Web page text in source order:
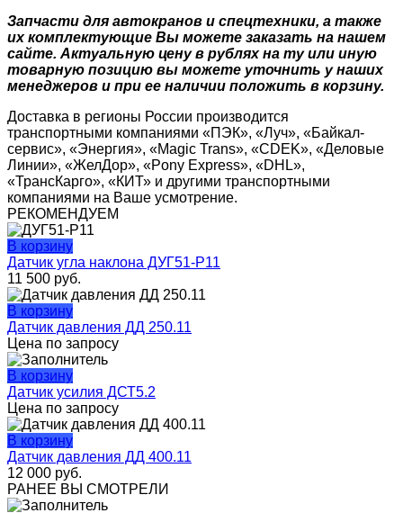
Запчасти для автокранов и спецтехники, а также
их комплектующие Вы можете заказать на нашем
сайте. Актуальную цену в рублях на ту или иную
товарную позицию вы можете уточнить у наших
менеджеров и при ее наличии положить в корзину.
Доставка в регионы России производится
транспортными компаниями «ПЭК», «Луч», «Байкал-
сервис», «Энергия», «Magic Trans», «CDEK», «Деловые
Линии», «ЖелДор», «Pony Express», «DHL»,
«ТрансКарго», «КИТ» и другими транспортными
компаниями на Ваше усмотрение.
РЕКОМЕНДУЕМ
В корзину
Датчик угла наклона ДУГ51-Р11
11 500 руб.
В корзину
Датчик давления ДД 250.11
Цена по запросу
В корзину
Датчик усилия ДСТ5.2
Цена по запросу
В корзину
Датчик давления ДД 400.11
12 000 руб.
РАНЕЕ ВЫ СМОТРЕЛИ